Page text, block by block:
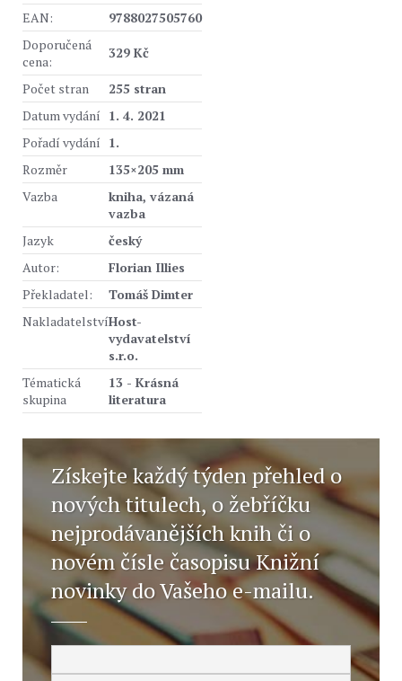
EAN:
9788027505760
Doporučená
cena:
329 Kč
Počet stran
255 stran
Datum vydání 1. 4. 2021
Pořadí vydání 1.
Rozměr
135×205 mm
Vazba
kniha, vázaná
vazba
Jazyk
český
Autor:
Florian Illies
Překladatel:
Tomáš Dimter
NakladatelstvíHost-
vydavatelství
s.r.o.
Tématická
skupina
13 - Krásná
literatura
Získejte každý týden přehled o
nových titulech, o žebříčku
nejprodávanějších knih či o
novém čísle časopisu Knižní
novinky do Vašeho e-mailu.